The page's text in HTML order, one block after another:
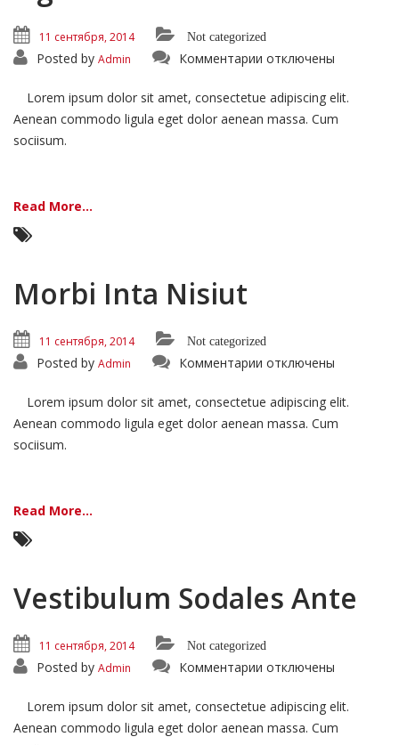
11 сентября, 2014 Not categorized
Posted by Admin Комментарии к
записи
Urna
Varius
отключены
Lorem ipsum dolor sit amet, consectetue adipiscing elit.
Aenean commodo ligula eget dolor aenean massa. Cum
sociisum.
Read More...
Morbi Inta Nisiut
11 сентября, 2014 Not categorized
Posted by Admin Комментарии к
записи
Inta
Nisiut
отключены
Lorem ipsum dolor sit amet, consectetue adipiscing elit.
Aenean commodo ligula eget dolor aenean massa. Cum
sociisum.
Read More...
Vestibulum Sodales Ante
11 сентября, 2014 Not categorized
Posted by Admin Комментарии к
записи
Sodales
Ante
отключены
Lorem ipsum dolor sit amet, consectetue adipiscing elit.
Aenean commodo ligula eget dolor aenean massa. Cum